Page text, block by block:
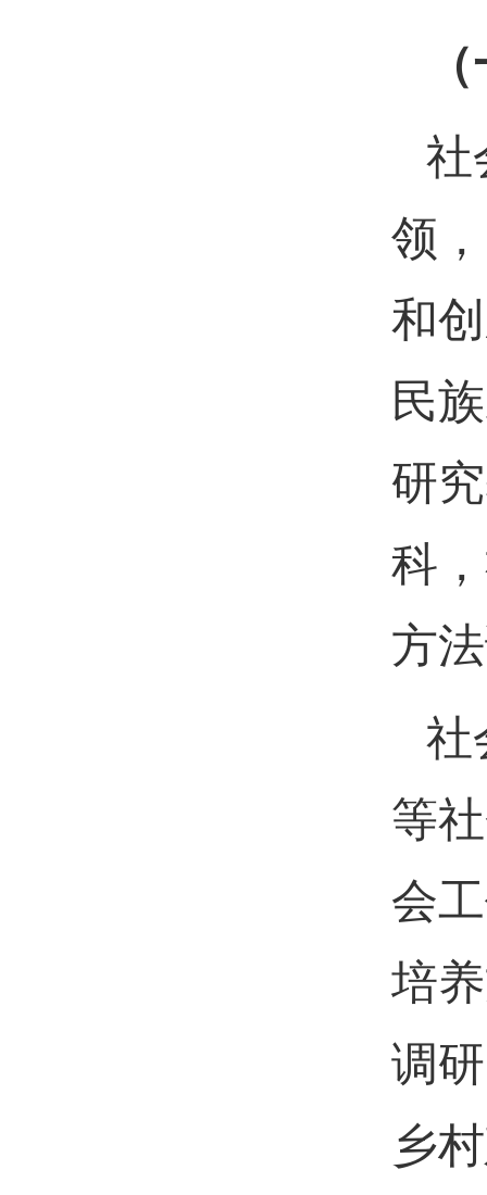
社
领
和
民
研
科
方
社
等
会
培
调
乡